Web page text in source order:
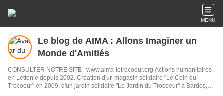
MENU
Le blog de AIMA : Allons Imaginer un
Monde d'Amitiés
CONSULTER NOTRE SITE : www.aima-letrocoeur.org Actions humanitaires
en Lettonie depuis 2002. Création d'un magasin solidaire "Le Coin du
Trocoeur" en 2009, d'un jardin solidaire "Le Jardin du Trocoeur" à Bardos,